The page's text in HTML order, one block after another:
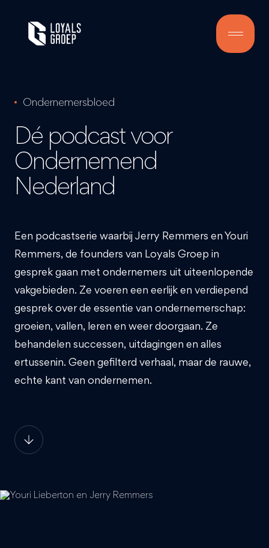
Ondernemersbloed
Dé podcast voor
Ondernemend
Nederland
Een podcastserie waarbij Jerry Remmers en Youri
Remmers, de founders van Loyals Groep in
gesprek gaan met ondernemers uit uiteenlopende
vakgebieden. Ze voeren een eerlijk en verdiepend
gesprek over de essentie van ondernemerschap:
groeien, vallen, leren en weer doorgaan. Ze
behandelen successen, uitdagingen en alles
ertussenin. Geen gefilterd verhaal, maar de rauwe,
echte kant van ondernemen.